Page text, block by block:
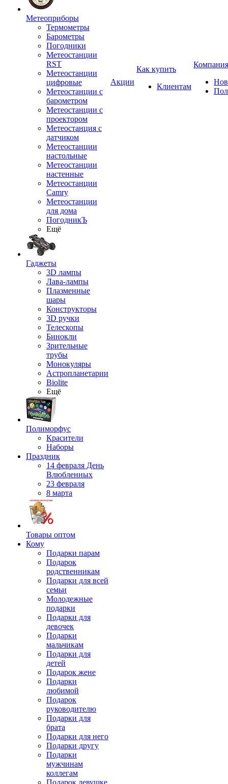
Метеоприборы
Термометры
Барометры
Погодники
Метеостанции
RST
Метеостанции
цифровые
Метеостанции с
барометром
Метеостанции с
проектором
Метеостанция с
датчиком
Метеостанции
настольные
Метеостанции
настенные
Метеостанции
Camry
Метеостанции
для дома
ПогодникЪ
Ещё
Гаджеты
3D лампы
Лава-лампы
Плазменные
шары
Конструкторы
3D ручки
Телескопы
Бинокли
Зрительные
трубы
Монокуляры
Астропланетарии
Biolite
Ещё
Полиморфус
Красители
Наборы
Праздник
14 февраля День
Влюбленных
23 февраля
8 марта
Товары оптом
Кому
Подарки парам
Подарок
родственникам
Подарки для всей
семьи
Молодежные
подарки
Подарки для
девочек
Подарки
мальчикам
Подарки для
детей
Подарок жене
Подарки
любимой
Подарок
руководителю
Подарки для
брата
Подарки для него
Подарки другу
Подарки
мужчинам
коллегам
Подарок девушке
Акции
Как купить
Клиентам
Компания